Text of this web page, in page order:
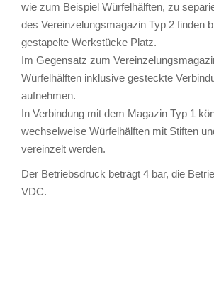
wie zum Beispiel Würfelhälften, zu
des Vereinzelungsmagazin Typ 2 finden
gestapelte Werkstücke Platz.
Im Gegensatz zum
Würfelhälften inklusive gesteckte
aufnehmen.
In Verbindung mit dem Magazin Typ 1
wechselweise Würfelhälften mit Stiften
vereinzelt werden.
Der Betriebsdruck beträgt 4 bar, die
VDC.